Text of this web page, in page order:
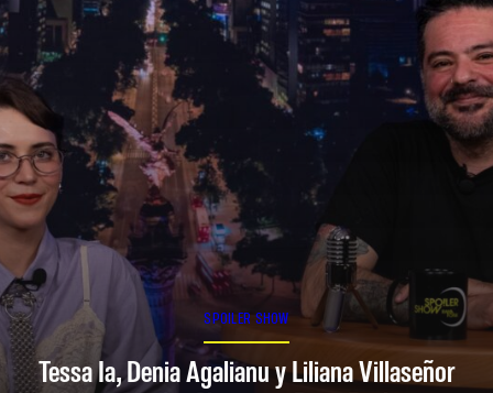
SPOILER SHOW
Tessa Ia, Denia Agalianu y Liliana Villaseñor